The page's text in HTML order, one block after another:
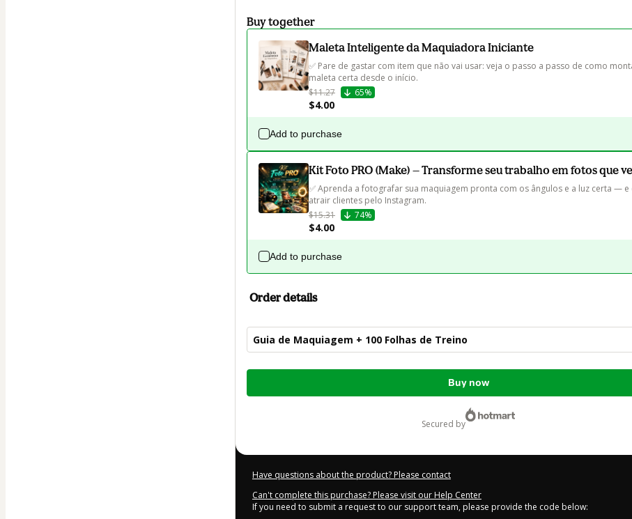
Buy together
Maleta Inteligente da Maquiadora Iniciante
✅ Pare de gastar com item que não vai usar: veja o passo a passo de como
maleta certa desde o início.
$11.27
65%
$4.00
Add to purchase
Kit Foto PRO (Make) — Transforme seu trabalho em fotos que
✅ Aprenda a fotografar sua maquiagem pronta com os ângulos e a luz certa — e
atrair clientes pelo Instagram.
$15.31
74%
$4.00
Add to purchase
Order details
Guia de Maquiagem + 100 Folhas de Treino
Total
Buy now
secured by
Have questions about the product? Please contact
Can't complete this purchase? Please visit our Help Center
If you need to submit a request to our support team, please provide the code below: